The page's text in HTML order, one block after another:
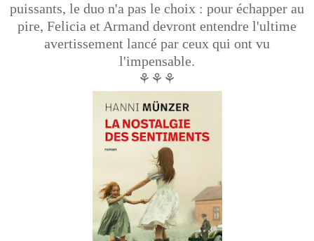
puissants, le duo n'a pas le choix : pour échapper au
pire, Felicia et Armand devront entendre l'ultime
avertissement lancé par ceux qui ont vu
l'impensable.
⚘⚘⚘